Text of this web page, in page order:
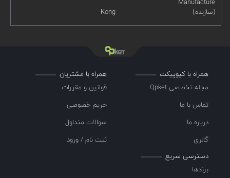
(سازنده)
Kong
همراه با کیوپیکت
مجله تخصصی Qpket
تماس با ما
درباره ما
گالری
همراه با مشتریان
قوانین و مقررات
حریم خصوصی
سوالات متداول
ثبت نام / ورود
دسترسی سریع
برندها